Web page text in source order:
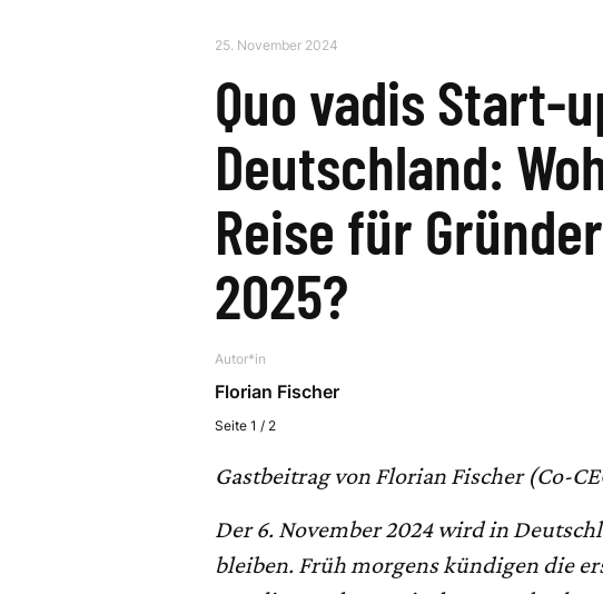
25. November 2024
Quo vadis Start-
Deutschland:
Reise für
2025?
Autor*in
Florian Fischer
Seite 1 / 2
Gastbeitrag von Florian Fischer (Co-
Der 6. November 2024 wird in
bleiben. Früh morgens kündigen die